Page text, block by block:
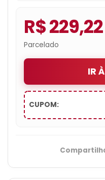
R$ 229,22
Parcelado
IR
CUPOM: